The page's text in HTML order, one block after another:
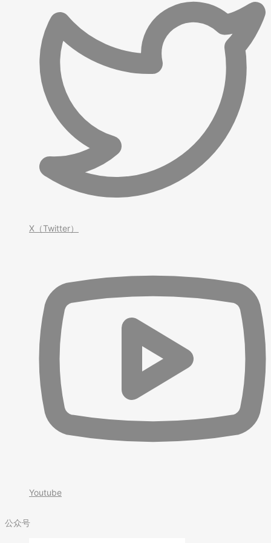
X（Twitter）
Youtube
公众号